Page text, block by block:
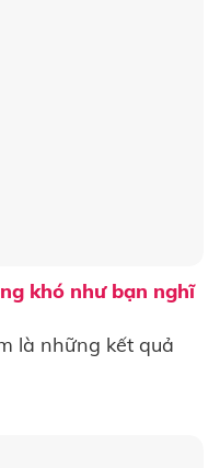
khó như bạn nghĩ
là những kết quả